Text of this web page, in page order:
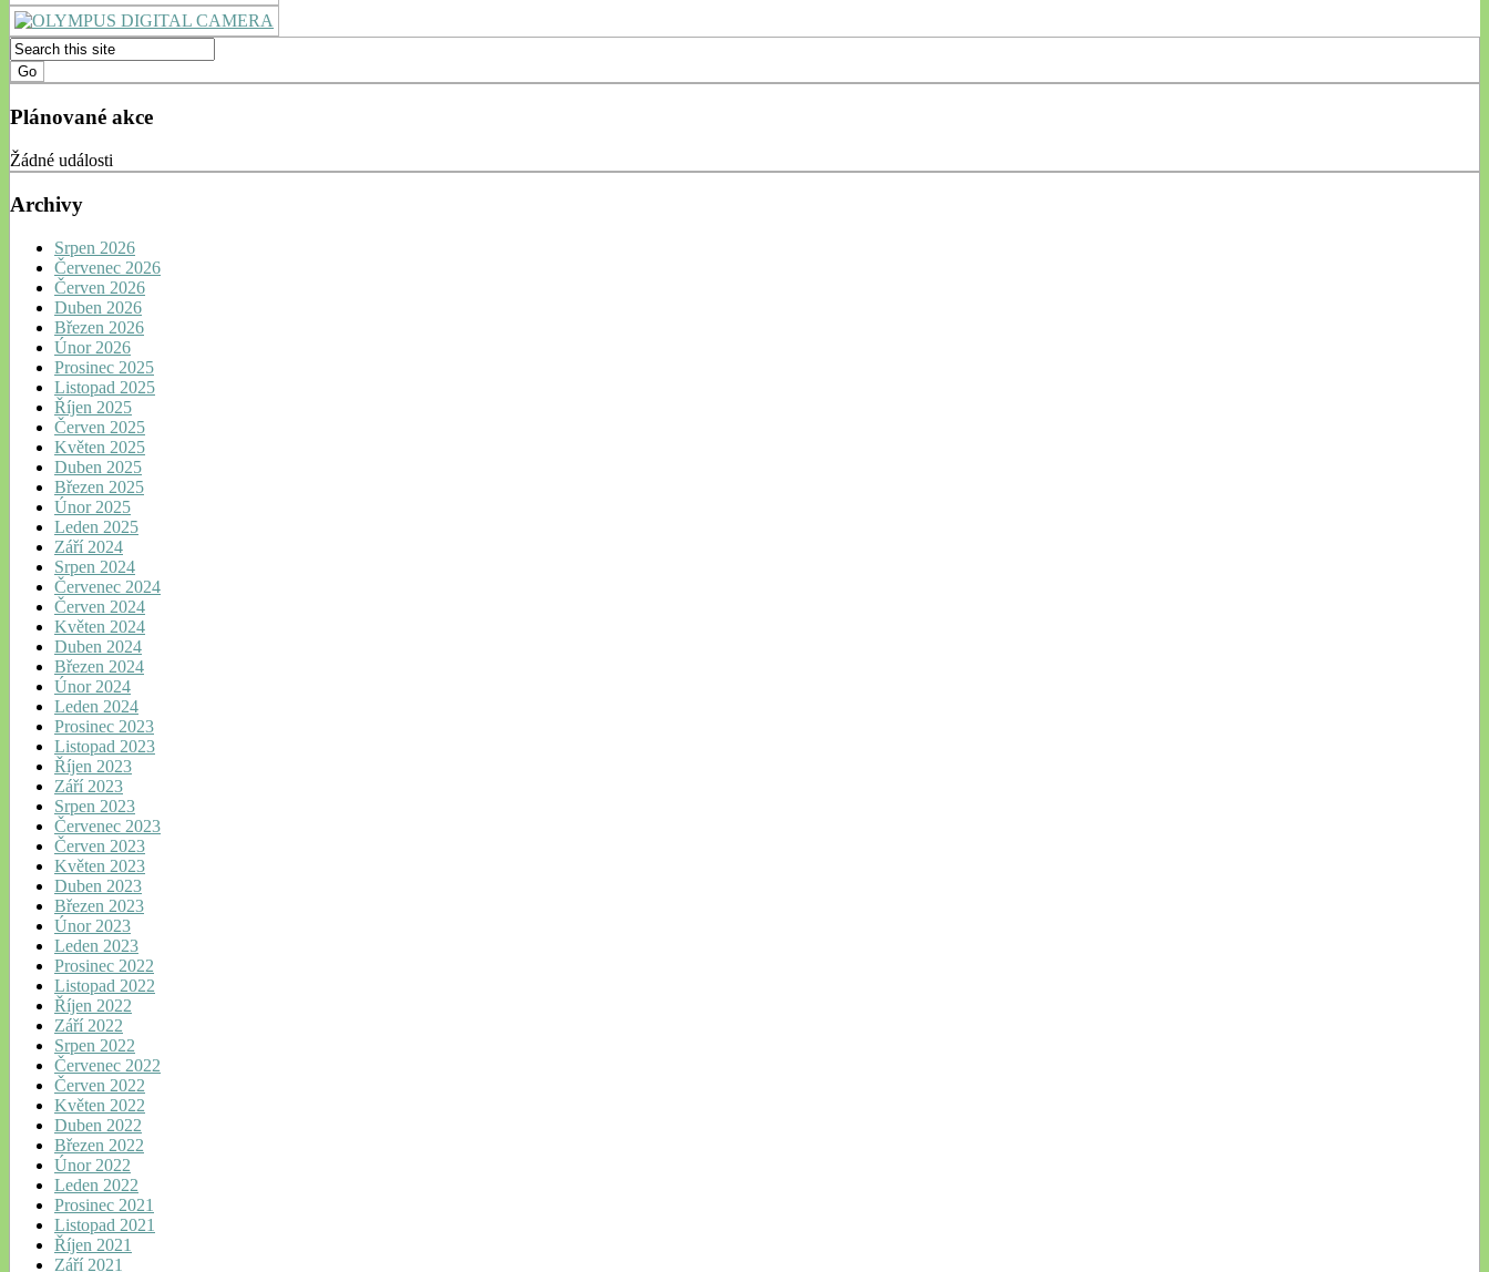
Plánované akce
Žádné události
Archivy
Srpen 2026
Červenec 2026
Červen 2026
Duben 2026
Březen 2026
Únor 2026
Prosinec 2025
Listopad 2025
Říjen 2025
Červen 2025
Květen 2025
Duben 2025
Březen 2025
Únor 2025
Leden 2025
Září 2024
Srpen 2024
Červenec 2024
Červen 2024
Květen 2024
Duben 2024
Březen 2024
Únor 2024
Leden 2024
Prosinec 2023
Listopad 2023
Říjen 2023
Září 2023
Srpen 2023
Červenec 2023
Červen 2023
Květen 2023
Duben 2023
Březen 2023
Únor 2023
Leden 2023
Prosinec 2022
Listopad 2022
Říjen 2022
Září 2022
Srpen 2022
Červenec 2022
Červen 2022
Květen 2022
Duben 2022
Březen 2022
Únor 2022
Leden 2022
Prosinec 2021
Listopad 2021
Říjen 2021
Září 2021